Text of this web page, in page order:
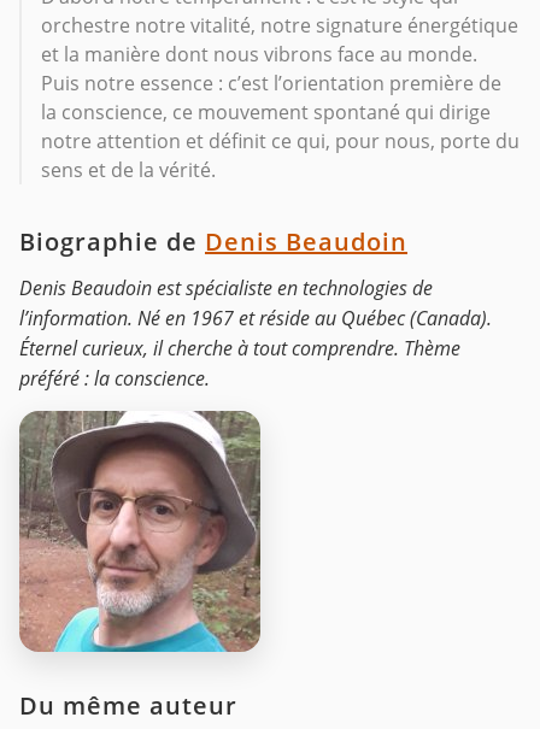
orchestre notre vitalité, notre signature énergétique
et la manière dont nous vibrons face au monde.
Puis notre essence : c’est l’orientation première de
la conscience, ce mouvement spontané qui dirige
notre attention et définit ce qui, pour nous, porte du
sens et de la vérité.
Biographie de Denis Beaudoin
Denis Beaudoin est spécialiste en technologies de
l’information. Né en 1967 et réside au Québec (Canada).
Éternel curieux, il cherche à tout comprendre. Thème
préféré : la conscience.
Du même auteur